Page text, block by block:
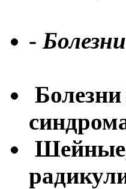
-
Шейные,